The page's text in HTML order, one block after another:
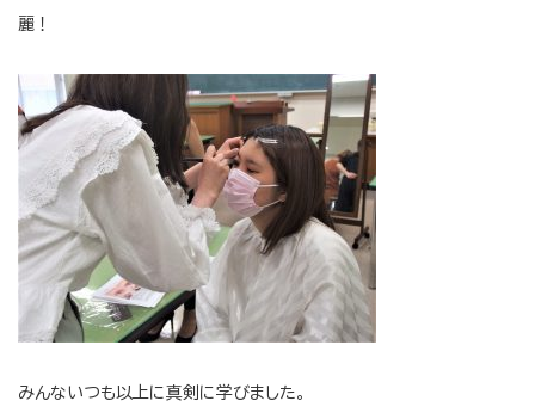
麗！
みんないつも以上に真剣に学びました。